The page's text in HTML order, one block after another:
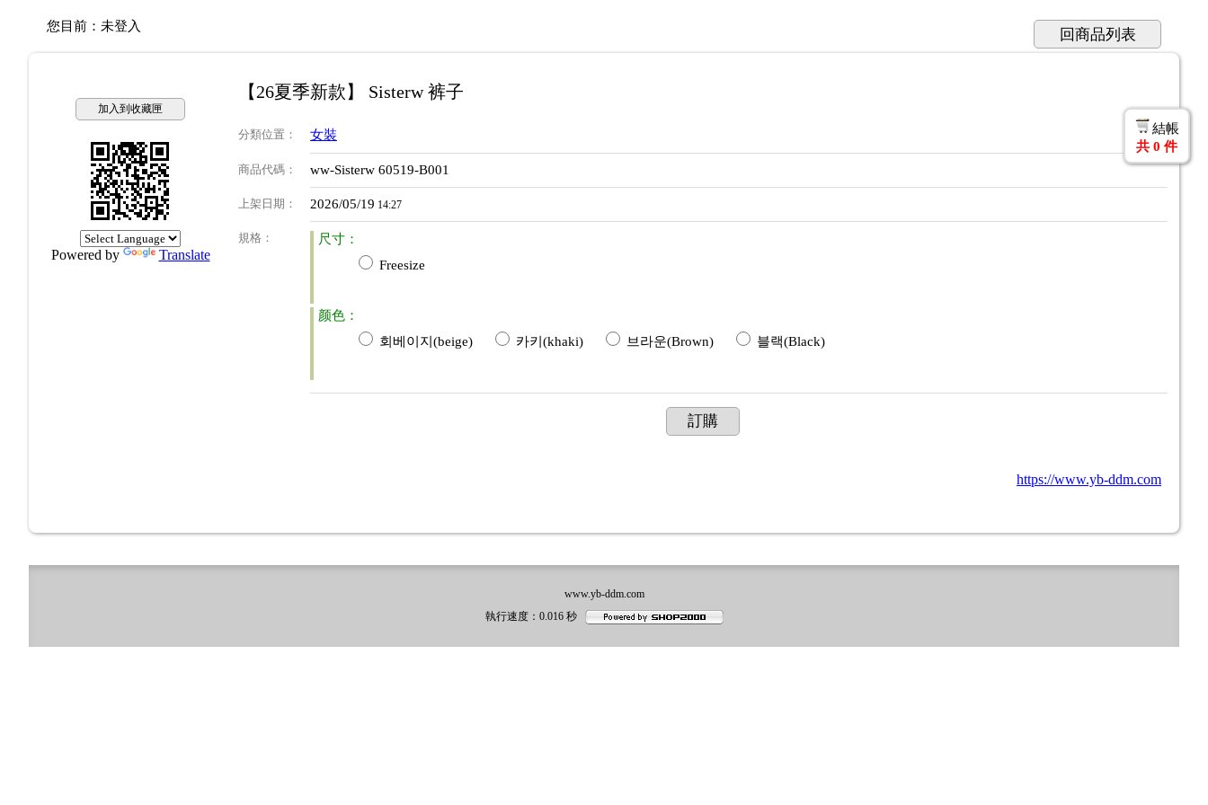
您目前： 未登入 回商品列表
加入到收藏匣
Powered by Translate
【26夏季新款】 Sisterw 裤子
分類位置 ： 女裝
商品代碼 ： ww-Sisterw 60519-B001
上架日期 ： 2026/05/19 14:27
規格 ：
尺寸：
Freesize
颜色：
회베이지(beige)
카키(khaki) 브라운(Brown) 블랙(Black)
訂購
https://www.yb-ddm.com
結帳
共 0 件
www.yb-ddm.com
執行速度：0.016 秒